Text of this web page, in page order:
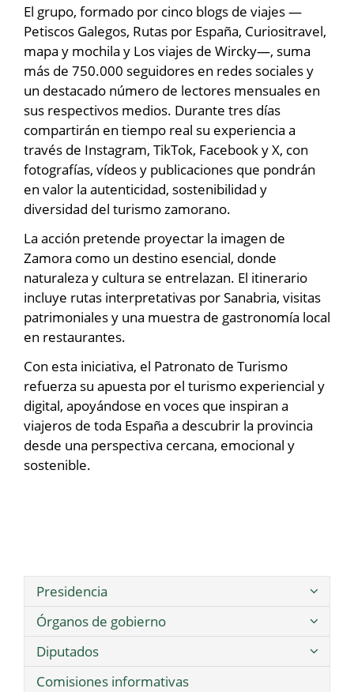
El grupo, formado por cinco blogs de viajes —
Petiscos Galegos, Rutas por España, Curiositravel,
mapa y mochila y Los viajes de Wircky—, suma
más de 750.000 seguidores en redes sociales y
un destacado número de lectores mensuales en
sus respectivos medios. Durante tres días
compartirán en tiempo real su experiencia a
través de Instagram, TikTok, Facebook y X, con
fotografías, vídeos y publicaciones que pondrán
en valor la autenticidad, sostenibilidad y
diversidad del turismo zamorano.
La acción pretende proyectar la imagen de
Zamora como un destino esencial, donde
naturaleza y cultura se entrelazan. El itinerario
incluye rutas interpretativas por Sanabria, visitas
patrimoniales y una muestra de gastronomía local
en restaurantes.
Con esta iniciativa, el Patronato de Turismo
refuerza su apuesta por el turismo experiencial y
digital, apoyándose en voces que inspiran a
viajeros de toda España a descubrir la provincia
desde una perspectiva cercana, emocional y
sostenible.
Presidencia
Órganos de gobierno
Diputados
Comisiones informativas